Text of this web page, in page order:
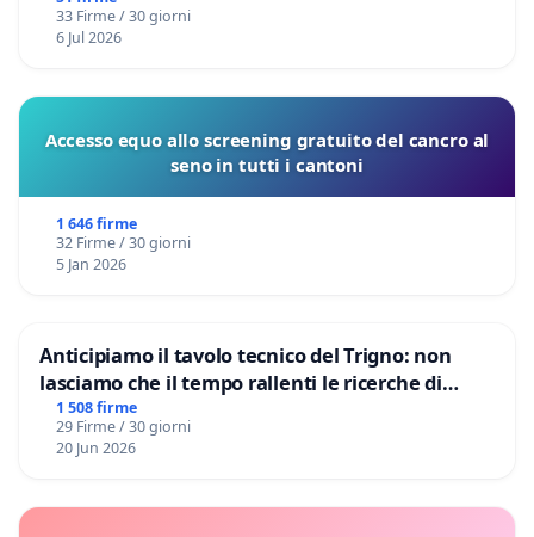
33 Firme / 30 giorni
6 Jul 2026
Accesso equo allo screening gratuito del cancro al
seno in tutti i cantoni
1 646 firme
32 Firme / 30 giorni
5 Jan 2026
Anticipiamo il tavolo tecnico del Trigno: non
lasciamo che il tempo rallenti le ricerche di
Domenico Racanati
1 508 firme
29 Firme / 30 giorni
20 Jun 2026